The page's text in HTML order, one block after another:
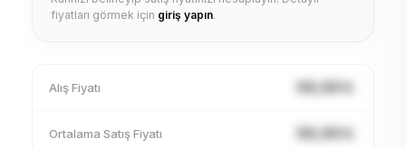
fiyatları görmek için giriş yapın.
Alış Fiyatı XX,XX ₺
Ortalama Satış Fiyatı XX,XX ₺